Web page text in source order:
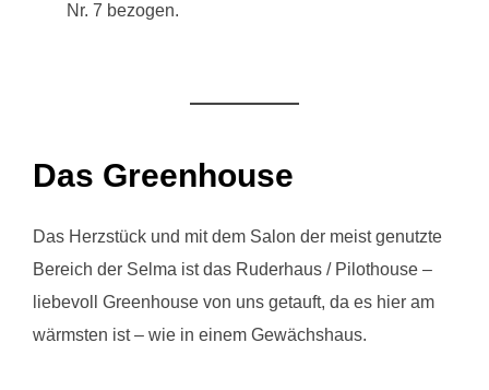
Nr. 7 bezogen.
Das Greenhouse
Das Herzstück und mit dem Salon der meist genutzte
Bereich der Selma ist das Ruderhaus / Pilothouse –
liebevoll Greenhouse von uns getauft, da es hier am
wärmsten ist – wie in einem Gewächshaus.